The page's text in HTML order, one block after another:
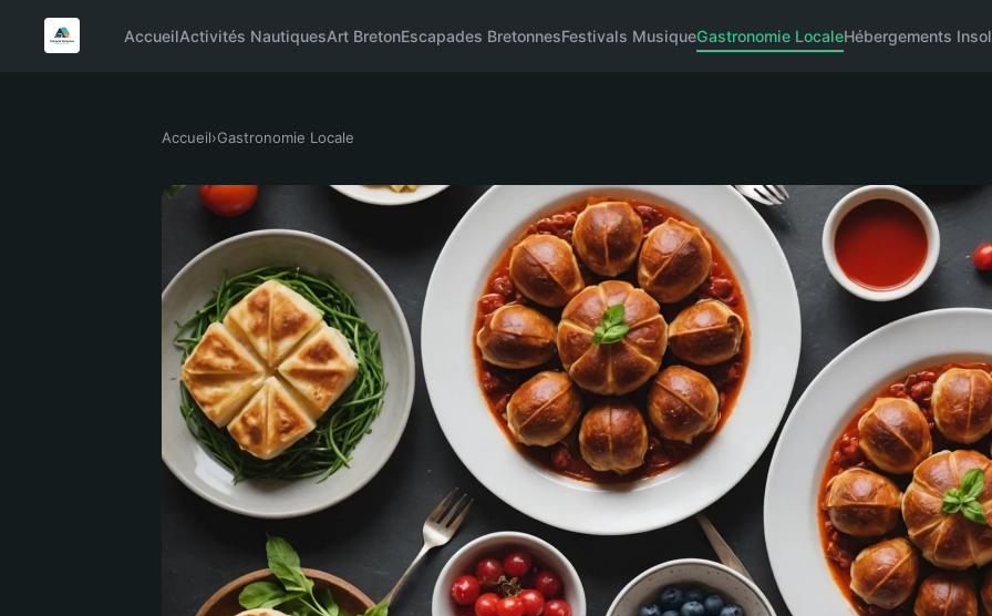
AccueilActivités NautiquesArt BretonEscapades BretonnesFestivals MusiqueGastronomie LocaleHébergements
Accueil›Gastronomie Locale